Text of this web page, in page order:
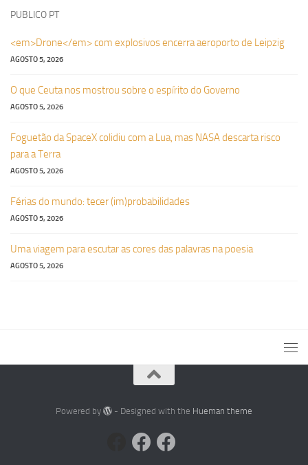
PUBLICO PT
<em>Drone</em> com explosivos encerra aeroporto de Leipzig
AGOSTO 5, 2026
O que Ceuta nos mostrou sobre o espírito do Governo
AGOSTO 5, 2026
Foguetão da SpaceX colidiu com a Lua, mas NASA descarta risco
para a Terra
AGOSTO 5, 2026
Férias do mundo: tecer (im)probabilidades
AGOSTO 5, 2026
Uma viagem para escutar as cores das palavras na poesia
AGOSTO 5, 2026
Powered by - Designed with the Hueman theme